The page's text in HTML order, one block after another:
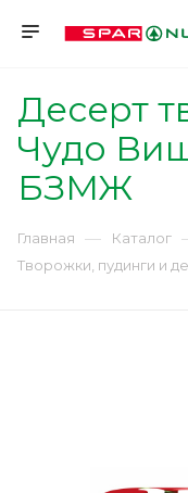
Десерт
Чудо
БЗМЖ
Главная — Каталог
Творожки, пудинги и